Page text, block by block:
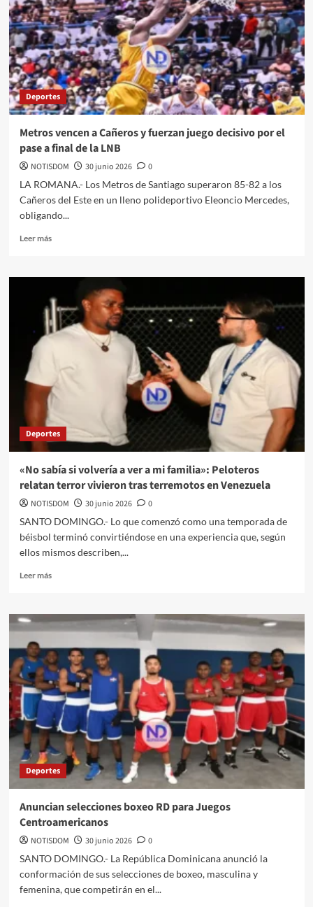
Deportes
Metros vencen a Cañeros y fuerzan juego decisivo por el
pase a final de la LNB
NOTISDOM 30 junio 2026
0
LA ROMANA.- Los Metros de Santiago superaron 85-82 a los
Cañeros del Este en un lleno polideportivo Eleoncio Mercedes,
obligando...
Leer más
Deportes
«No sabía si volvería a ver a mi familia»: Peloteros
relatan terror vivieron tras terremotos en Venezuela
NOTISDOM 30 junio 2026
0
SANTO DOMINGO.- Lo que comenzó como una temporada de
béisbol terminó convirtiéndose en una experiencia que, según
ellos mismos describen,...
Leer más
Deportes
Anuncian selecciones boxeo RD para Juegos
Centroamericanos
NOTISDOM 30 junio 2026
0
SANTO DOMINGO.- La República Dominicana anunció la
conformación de sus selecciones de boxeo, masculina y
femenina, que competirán en el...